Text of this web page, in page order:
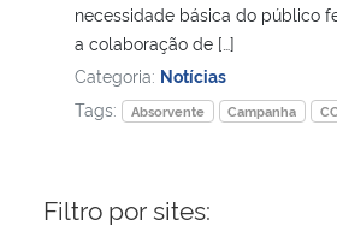
Ministério da Ciência, Tecnologia, Inovações e
Ministério do Meio Ambiente
Ministério do Desenvolvimento Regional
necessidade básica do público
a colaboração de […]
Categoria: Notícias
Tags:
Absorvente Campanha
Filtro por sites: